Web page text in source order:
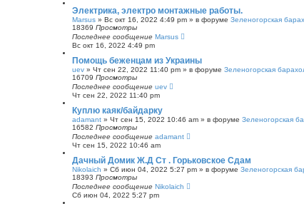
Электрика, электро монтажные работы.
Marsus » Вс окт 16, 2022 4:49 pm » в форуме Зеленогорская
18369 Просмотры
Последнее сообщение Marsus
Вс окт 16, 2022 4:49 pm
Помощь беженцам из Украины
uev » Чт сен 22, 2022 11:40 pm » в форуме Зеленогорская
16709 Просмотры
Последнее сообщение uev
Чт сен 22, 2022 11:40 pm
Куплю каяк/байдарку
adamant » Чт сен 15, 2022 10:46 am » в форуме Зеленогорская
16582 Просмотры
Последнее сообщение adamant
Чт сен 15, 2022 10:46 am
Дачный Домик Ж.Д Ст . Горьковское Сдам
Nikolaich » Сб июн 04, 2022 5:27 pm » в форуме Зеленогорская
18393 Просмотры
Последнее сообщение Nikolaich
Сб июн 04, 2022 5:27 pm